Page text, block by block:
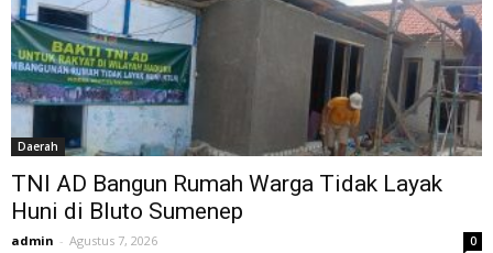
Daerah
TNI AD Bangun Rumah Warga Tidak Layak
Huni di Bluto Sumenep
admin - Agustus 7, 2026 0